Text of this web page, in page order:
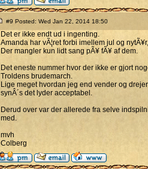
#9 Posted: Wed Jan 22, 2014 18:50
Det er ikke endt ud i ingenting.
Amanda har vÃ¦ret forbi imellem jul og
Der mangler kun lidt sang pÃ¥ fÃ¥ af dem.
Det eneste nummer hvor der ikke er gjort
Troldens brudemarch.
Lige meget hvordan jeg end vender og
synÂ´s det lyder acceptabel.
Derud over var der allerede fra selve
med.
mvh
Colberg